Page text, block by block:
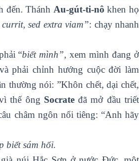
đến. Thánh Au-gút-ti-nô khen họ
currit, sed extra viam”: chạy nhanh
“biết mình”, xem mình đang ở
phải chỉnh hướng cuộc đời làm
thường nói: ”Khôn chết, dại chết,
thế ông Socrateđã mở đầu triết
châm ngôn nổi tiêng: “Anh hãy
biết sám hối.